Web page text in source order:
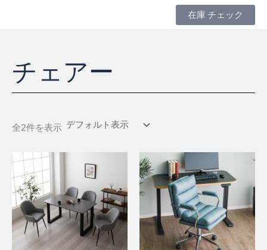
在庫 チェック
チェアー
全2件を表示